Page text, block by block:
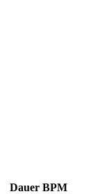
Dauer BPM